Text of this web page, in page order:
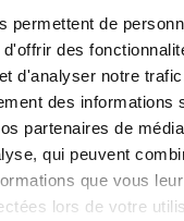
permettent de
des
d'analyser notre
des informations
partenaires de
qui peuvent
que vous
lors de votre
Ce cookie
utilisé pour
distinguer les
humains des
robots.
Enregistre
groupe de